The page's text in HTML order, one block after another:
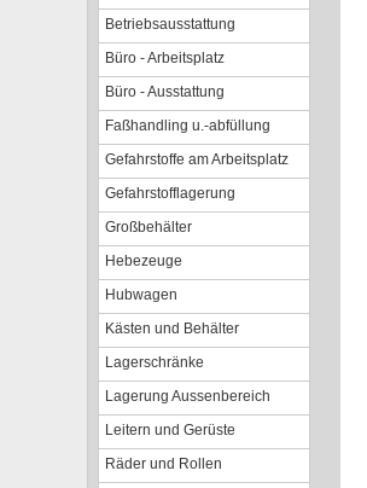
Betriebsausstattung
Büro - Arbeitsplatz
Büro - Ausstattung
Faßhandling u.-abfüllung
Gefahrstoffe am Arbeitsplatz
Gefahrstofflagerung
Großbehälter
Hebezeuge
Hubwagen
Kästen und Behälter
Lagerschränke
Lagerung Aussenbereich
Leitern und Gerüste
Räder und Rollen